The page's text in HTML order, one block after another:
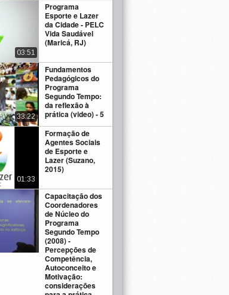
Programa
Esporte e Lazer
da Cidade - PELC
Vida Saudável
(Maricá, RJ)
03:51
Fundamentos
Pedagógicos do
Programa
Segundo Tempo:
da reflexão à
prática (video) - 5
33:22
Formação de
Agentes Sociais
de Esporte e
Lazer (Suzano,
2015)
01:33
Capacitação dos
Coordenadores
de Núcleo do
Programa
Segundo Tempo
(2008) -
Percepções de
Competência,
Autoconceito e
Motivação:
considerações